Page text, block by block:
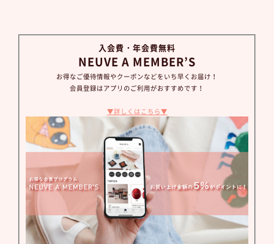
入会費・年会費無料
NEUVE A MEMBER’S
お得なご優待情報やクーポンなどをいち早くお届け！
会員登録はアプリのご利用がおすすめです！
▼詳しくはこちら▼